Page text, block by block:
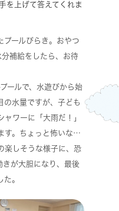
を上げて答えてくれま
プールびらき。おやつ
補給をしたら、お待
ールで、水遊びから始
の水量ですが、子ども
ワーに「大雨だ！」
す。ちょっと怖いな…
楽しそうな様子に、恐
きが大胆になり、最後
。